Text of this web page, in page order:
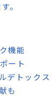
。
機能
ート
デトックス
も